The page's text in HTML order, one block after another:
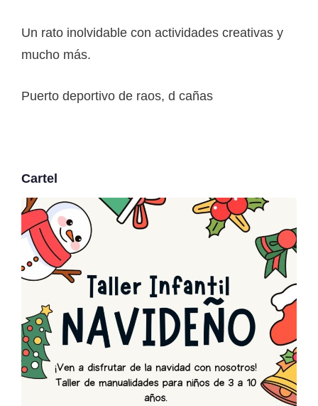
Un rato inolvidable con actividades creativas y
mucho más.
Puerto deportivo de raos, d cañas
Cartel